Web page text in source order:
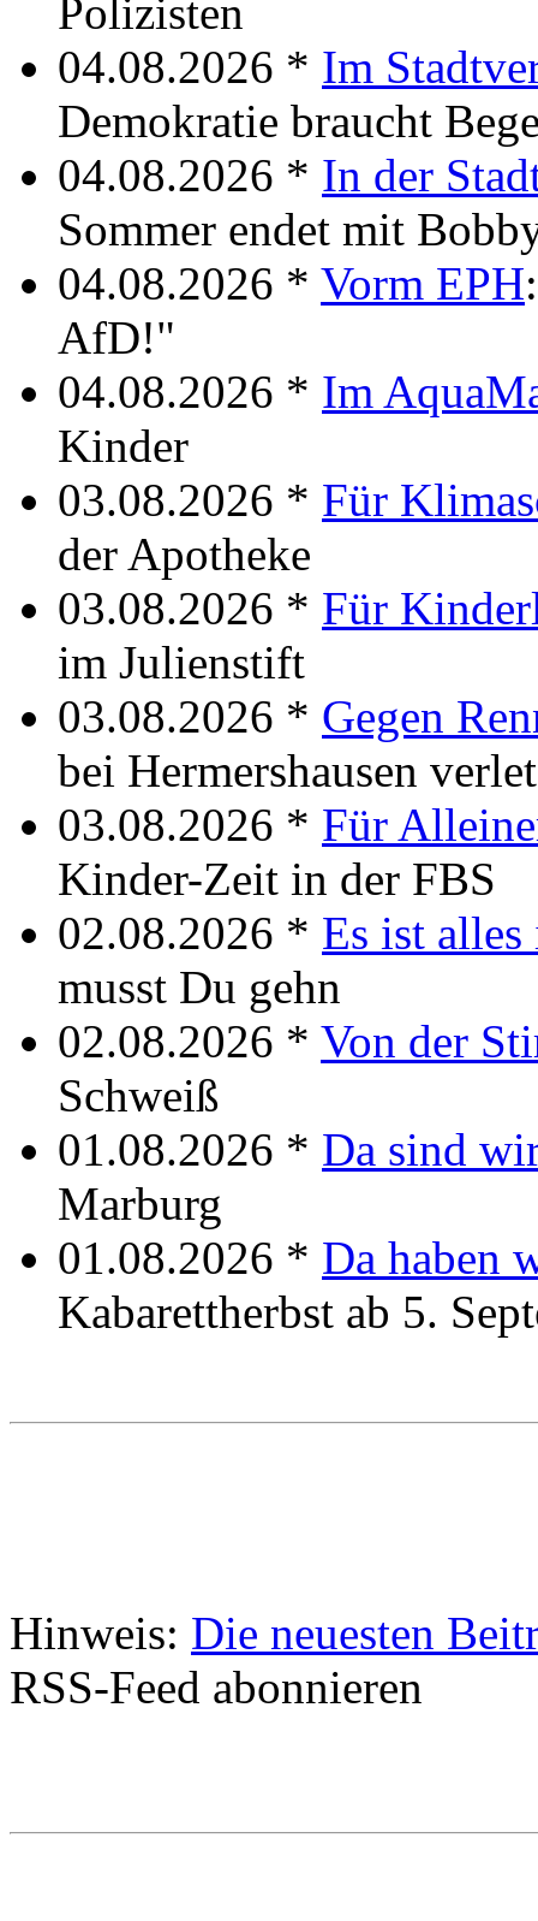
Polizisten
04.08.2026 * Im
Demokratie braucht
04.08.2026 * In der
Sommer endet mit
04.08.2026 * Vorm EPH
AfD!"
04.08.2026 * Im
Kinder
03.08.2026 * Für
der Apotheke
03.08.2026 * Für
im Julienstift
03.08.2026 * Gegen
bei Hermershausen
03.08.2026 * Für
Kinder-Zeit in der FBS
02.08.2026 * Es ist
musst Du gehn
02.08.2026 * Von der
Schweiß
01.08.2026 * Da sind
Marburg
01.08.2026 * Da haben
Kabarettherbst ab 5.
Hinweis: Die neuesten
RSS-Feed abonnieren